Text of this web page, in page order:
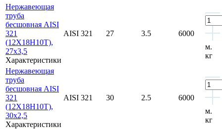
Нержавеющая
труба
бесшовная AISI
321
(12Х18Н10Т),
27х3,5
Характеристики
AISI 321 27 3.5
6000
м.
кг
Нержавеющая
труба
бесшовная AISI
321
(12Х18Н10Т),
30х2,5
Характеристики
AISI 321 30 2.5
6000
м.
кг